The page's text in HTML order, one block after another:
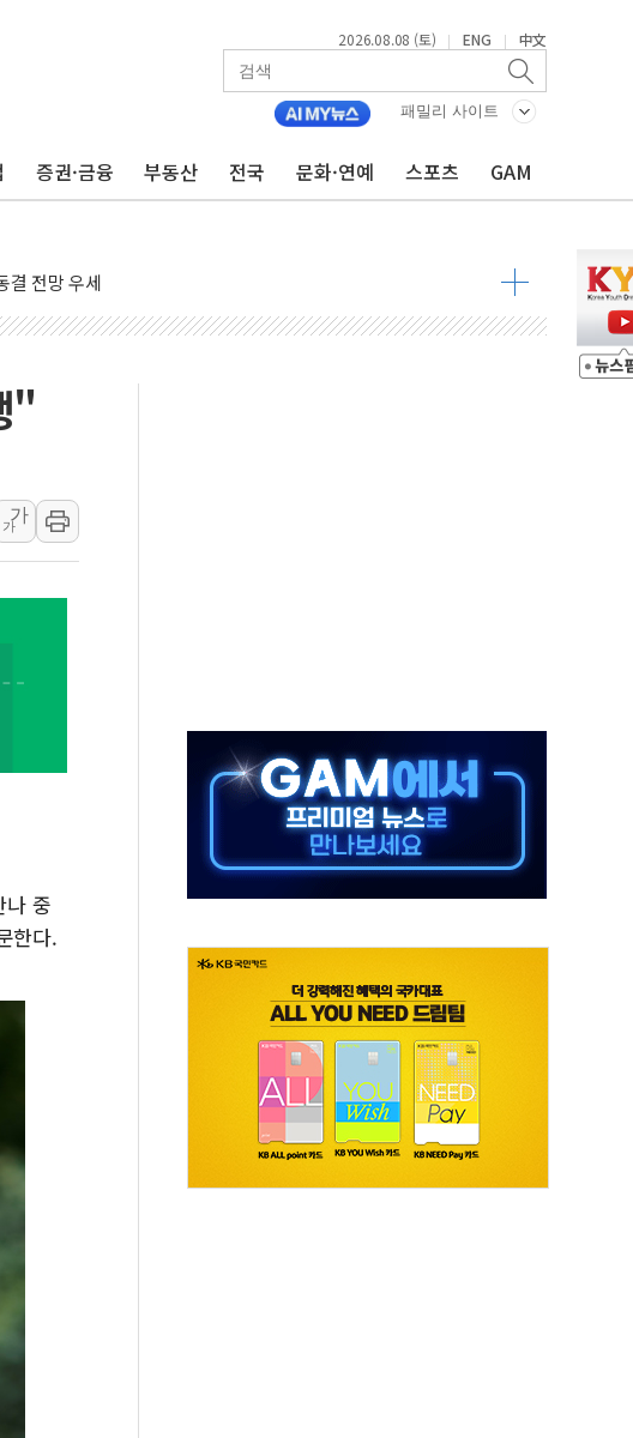
2026.08.08 (토) | ENG | 中文
패밀리 사이트
증권·금융 부동산 전국 문화·연예 스포츠 GAM
역전 vs 정청래 격차 확대'
제단체' 타진
혹 소명" 요구
상 가능성 낮아지며 상승… STOXX 600 지수는 나흘 연속 최고치
이스라엘·이란 위협에 맞설 자체 억지력 강화
다음 주"
상 '올스톱'… 美 해상봉쇄 영향
했나" 촉각
크에 반도체주 '활짝'
려 후퇴…나스닥 선물 1%대 상승
금리 인상 기대 후퇴
플레어·태양광주↑ VS 트레이드데스크·웬디스↓
7359명 끝까지 찾겠다"
낮춰
시 '시끌'
수도권 집중 완화 전환점"
"
가
가
나 중
한다.